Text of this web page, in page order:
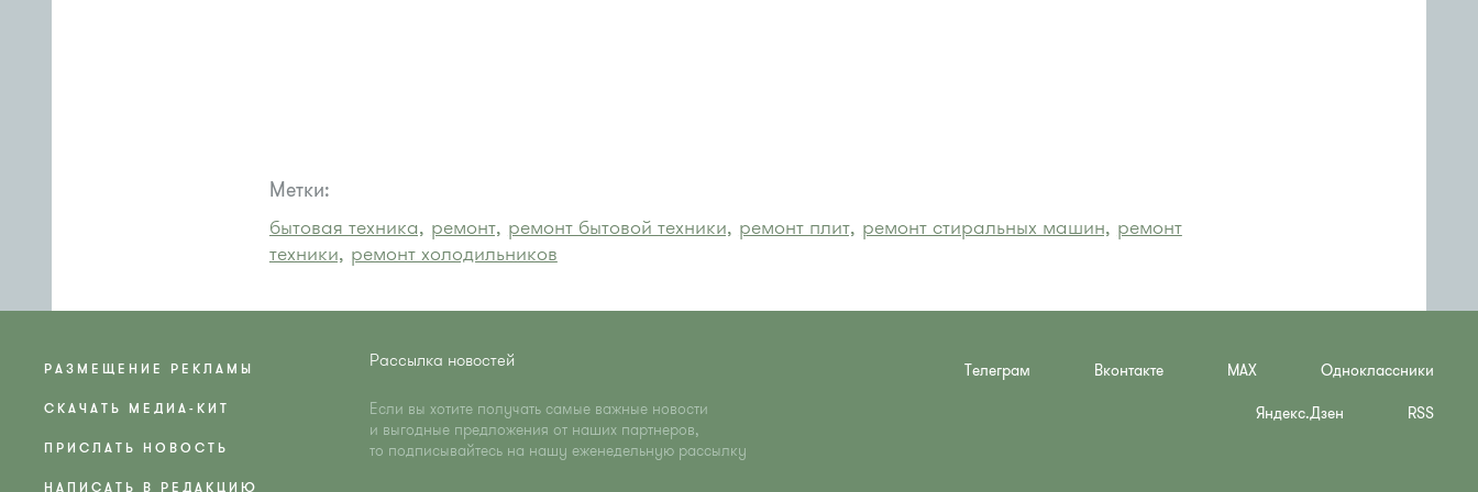
Метки:
бытовая техника, ремонт, ремонт бытовой техники, ремонт плит, ремонт стиральных машин, ремонт
техники, ремонт холодильников
РАЗМЕЩЕНИЕ РЕКЛАМЫ
СКАЧАТЬ МЕДИА-КИТ
ПРИСЛАТЬ НОВОСТЬ
НАПИСАТЬ В РЕДАКЦИЮ
Рассылка новостей
Если вы хотите получать самые важные новости
и выгодные предложения от наших партнеров,
то подписывайтесь на нашу еженедельную рассылку
Телеграм Вконтакте MAX Одноклассники
Яндекс.Дзен RSS